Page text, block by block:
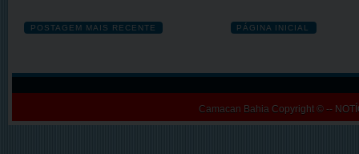
POSTAGEM MAIS RECENTE PÁGINA INICIAL
Camacan Bahia Copyright © --